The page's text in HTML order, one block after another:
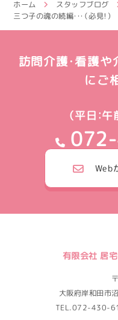
ホーム スタッフブログ
三つ子の魂の続編・・・（必見！）
訪問介護・看護
にご
（平日：
Web
有限会社 居
大阪府岸和田
TEL.072-430-